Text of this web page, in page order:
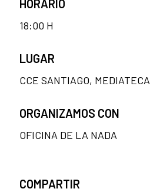
HORARIO
18:00 H
LUGAR
CCE SANTIAGO, MEDIATECA
ORGANIZAMOS CON
OFICINA DE LA NADA
COMPARTIR